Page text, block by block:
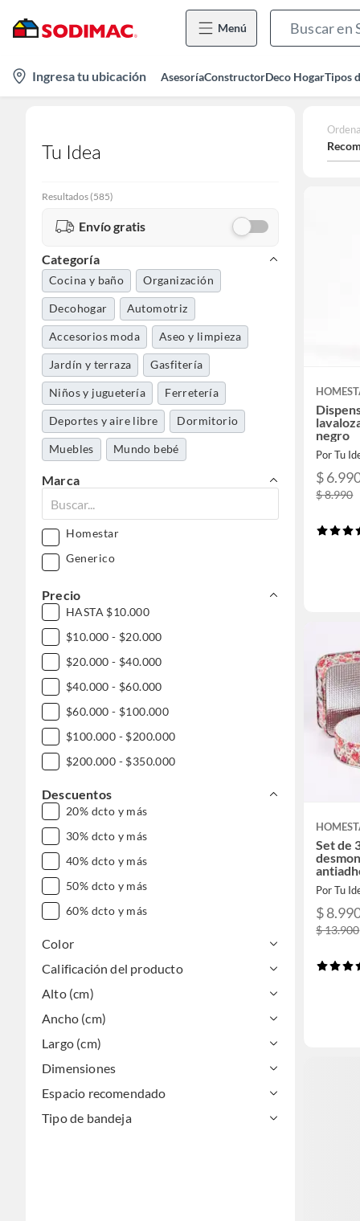
Menú
location-
icon
Ingresa tu ubicación AsesoríaConstructorDeco HogarTipos
Tu Idea
Resultados (585)
Envío gratis
Categoría
Cocina y baño Organización
Decohogar Automotriz
Accesorios moda Aseo y limpieza
Jardín y terraza Gasfitería
Niños y juguetería Ferretería
Deportes y aire libre Dormitorio
Muebles Mundo bebé
Belleza, higiene y salud
Herramientas y máquinas
Mascotas
Marca
Homestar
Generico
Precio
HASTA $10.000
$10.000 - $20.000
$20.000 - $40.000
$40.000 - $60.000
$60.000 - $100.000
$100.000 - $200.000
$200.000 - $350.000
Descuentos
20% dcto y más
30% dcto y más
40% dcto y más
50% dcto y más
60% dcto y más
Color
Calificación del producto
Alto (cm)
Ancho (cm)
Largo (cm)
Dimensiones
Espacio recomendado
Tipo de bandeja
negro
Por Tu
$
$ 8.990
Set de
Por Tu
$
$ 13.900